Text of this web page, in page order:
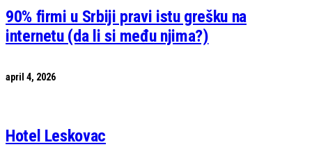
90% firmi u Srbiji pravi istu grešku na
internetu (da li si među njima?)
april 4, 2026
Hotel Leskovac